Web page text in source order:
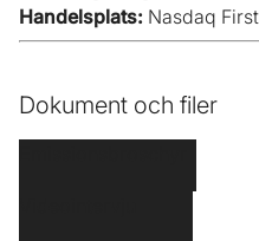
Handelsplats: Nasdaq
Dokument och filer